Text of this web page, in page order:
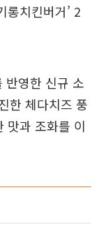
롱치킨버거’ 2
반영한 신규 소
한 체다치즈 풍
맛과 조화를 이